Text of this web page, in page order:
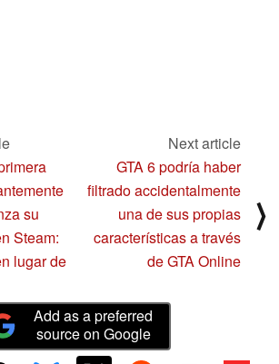
su
Steam:
lugar de
Next article
GTA 6 podría haber
filtrado accidentalmente
una de sus propias
características a través
de GTA Online
⟩
Add as a preferred
source on Google